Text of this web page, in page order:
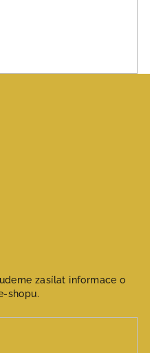
zasílat informace o
shopu.